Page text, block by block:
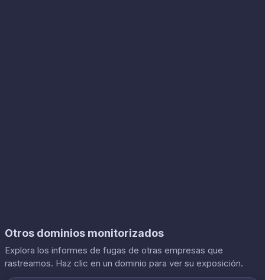
Otros dominios monitorizados
Explora los informes de fugas de otras empresas que
rastreamos. Haz clic en un dominio para ver su exposición.